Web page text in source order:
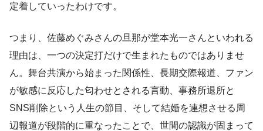
定着していったわけです。
つまり、佐藤めぐみさんの旦那が堂本光一さんといわれる
理由は、一つの決定打だけで生まれたものではありませ
ん。舞台共演から始まった関係性、長期交際報道、ファン
が敏感に反応した匂わせとされる言動、事務所退所と
SNS削除という人生の節目、そして結婚を連想させる周
辺報道が段階的に重なったことで、世間の認識が固まって